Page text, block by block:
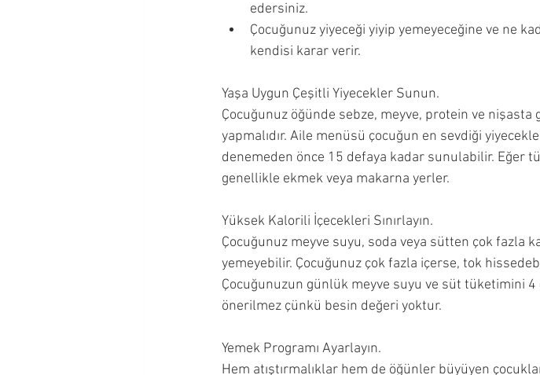
edersiniz.
Çocuğunuz yiyeceği yiyip yemeyeceğine ve ne
kendisi karar verir.
Yaşa Uygun Çeşitli Yiyecekler Sunun.
Çocuğunuz öğünde sebze, meyve, protein ve
yapmalıdır. Aile menüsü çocuğun en sevdiği
denemeden önce 15 defaya kadar sunulabilir. Eğer
genellikle ekmek veya makarna yerler.
Yüksek Kalorili İçecekleri Sınırlayın.
Çocuğunuz meyve suyu, soda veya sütten çok fazla
yemeyebilir. Çocuğunuz çok fazla içerse, tok
Çocuğunuzun günlük meyve suyu ve süt tüketimini 4
önerilmez çünkü besin değeri yoktur.
Yemek Programı Ayarlayın.
Hem atıştırmalıklar hem de öğünler büyüyen